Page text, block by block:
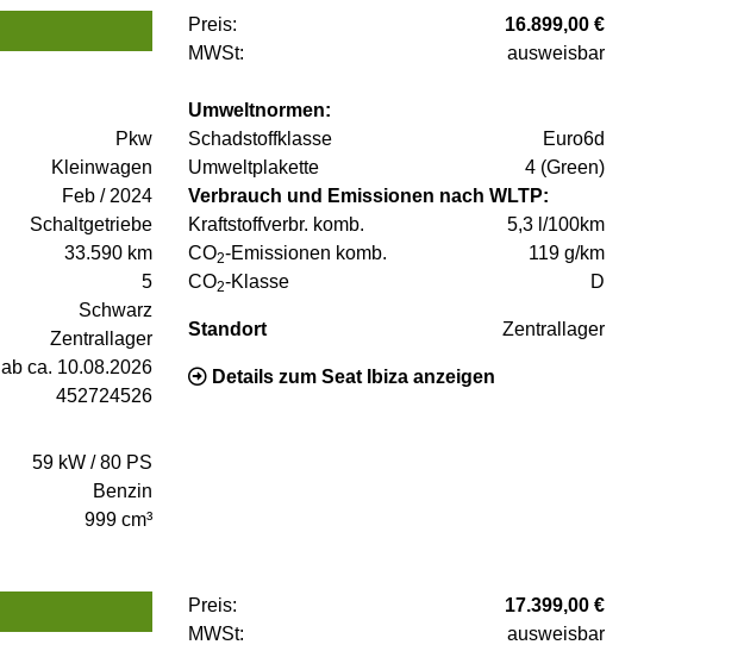
Preis:
16.899,00 €
MWSt:
ausweisbar
Pkw
Kleinwagen
Feb / 2024
Schaltgetriebe
33.590 km
5
Schwarz
Zentrallager
ab ca. 10.08.2026
452724526
59 kW / 80 PS
Benzin
999 cm³
Umweltnormen:
Schadstoffklasse
Euro6d
Umweltplakette
4 (Green)
Verbrauch und Emissionen nach WLTP:
Kraftstoffverbr. komb.
5,3 l/100km
CO2-Emissionen komb.
119 g/km
CO2-Klasse D
Standort Zentrallager
Details zum Seat Ibiza anzeigen
Preis:
17.399,00 €
MWSt:
ausweisbar